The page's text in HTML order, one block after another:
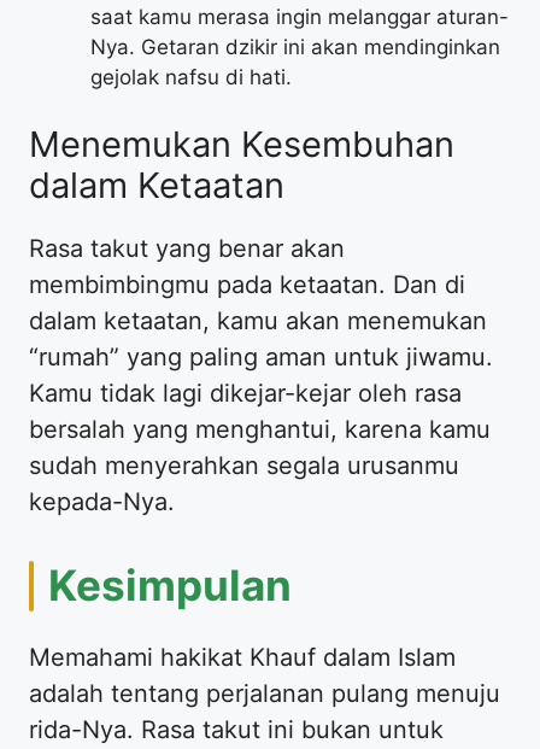
saat kamu merasa ingin melanggar aturan-
Nya. Getaran dzikir ini akan mendinginkan
gejolak nafsu di hati.
Menemukan Kesembuhan
dalam Ketaatan
Rasa takut yang benar akan
membimbingmu pada ketaatan. Dan di
dalam ketaatan, kamu akan menemukan
“rumah” yang paling aman untuk jiwamu.
Kamu tidak lagi dikejar-kejar oleh rasa
bersalah yang menghantui, karena kamu
sudah menyerahkan segala urusanmu
kepada-Nya.
Kesimpulan
Memahami hakikat Khauf dalam Islam
adalah tentang perjalanan pulang menuju
rida-Nya. Rasa takut ini bukan untuk